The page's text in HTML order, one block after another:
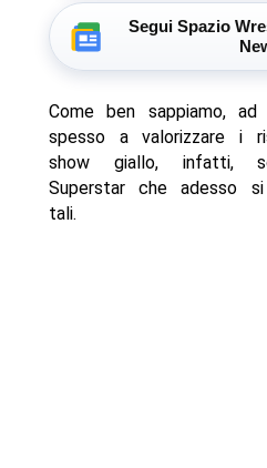
Segui Spazio
Come ben sappiamo,
spesso a valorizzare i
show giallo, infatti,
Superstar che adesso
tali.